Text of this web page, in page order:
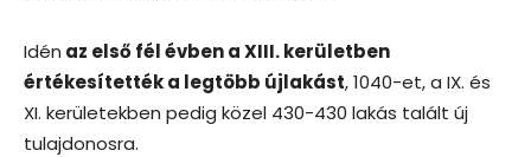
Idén az első fél évben a XIII. kerületben
értékesítették a legtöbb újlakást, 1040-et, a IX. és
XI. kerületekben pedig közel 430-430 lakás talált új
tulajdonosra.